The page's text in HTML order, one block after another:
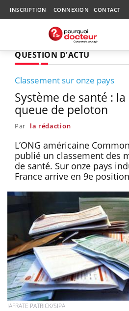
INSCRIPTION CONNEXION CONTACT
QUESTION D'ACTU
Classement sur onze pays
Système de santé : la
queue de peloton
Par la rédaction
L’ONG américaine
publié un classement des
de santé. Sur onze pays
France arrive en 9e
IAFRATE PATRICK/SIPA